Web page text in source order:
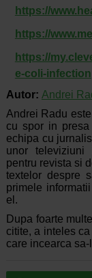
https://
https://
https://
e-coli-infection
Autor: Andrei
Andrei Radu
cu spor in
echipa cu
unor televiziuni
pentru revista si
textelor despre
primele
el.
Dupa foarte
citite, a inteles
care incearca